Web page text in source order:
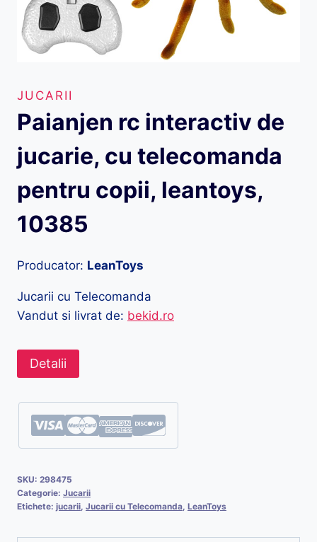
JUCARII
Paianjen rc interactiv de
jucarie, cu telecomanda
pentru copii, leantoys,
10385
Producator: LeanToys
Jucarii cu Telecomanda
Vandut si livrat de: bekid.ro
Detalii
SKU: 298475
Categorie: Jucarii
Etichete: jucarii, Jucarii cu Telecomanda, LeanToys